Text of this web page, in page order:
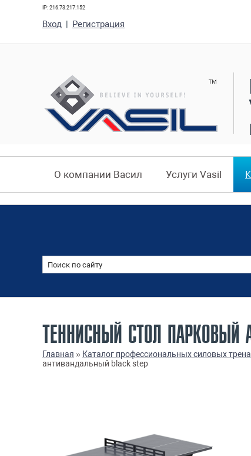
IP: 216.73.217.152
Вход | Регистрация
О компании Васил Услуги Vasil
ТЕННИСНЫЙ СТОЛ ПАРКОВЫЙ
Главная » Каталог профессиональных силовых
антивандальный black step